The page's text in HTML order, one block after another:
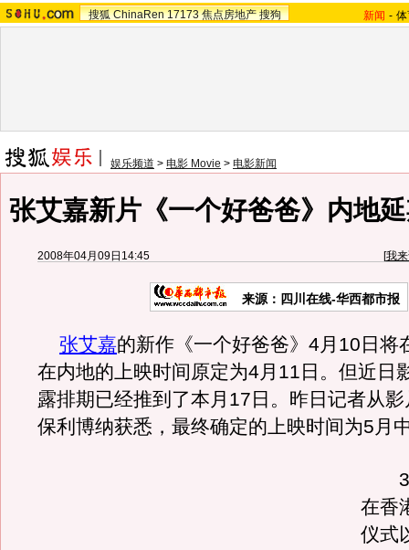
搜狐 ChinaRen 17173 焦点房地产 搜狗 新闻 -
娱乐频道 > 电影 Movie > 电影新闻
张艾嘉新片《一个好爸爸》内地
2008年04月09日14:45 [我
来源：四川在线-华西都市报
张艾嘉的新作《一个好爸爸》4月10日将
在内地的上映时间原定为4月11日。但近日
露排期已经推到了本月17日。昨日记者从
保利博纳获悉，最终确定的上映时间为5月
3
在香
仪式